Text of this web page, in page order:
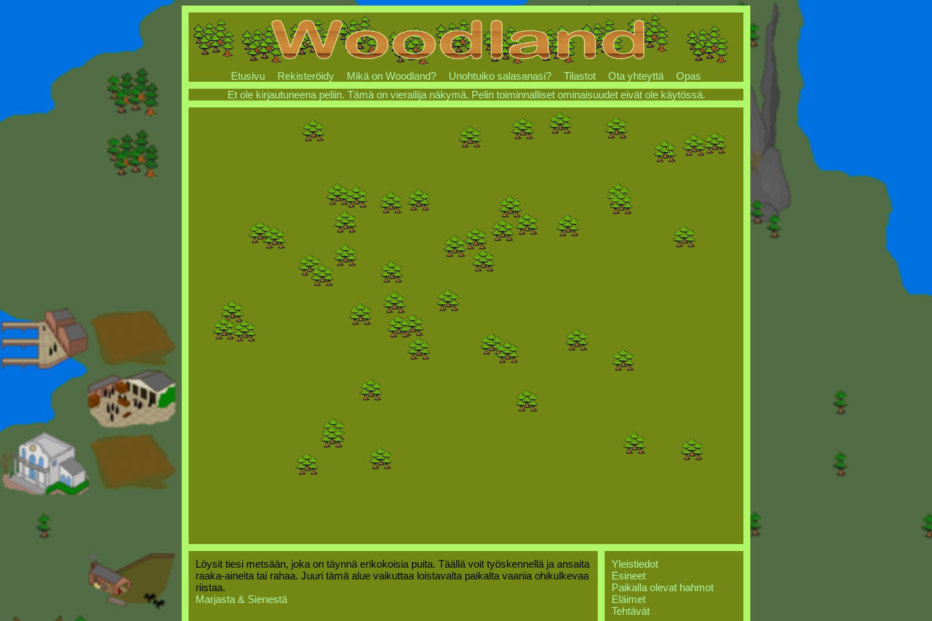
Etusivu Rekisteröidy Mikä on Woodland? Unohtuiko salasanasi? Tilastot Ota yhteyttä
Opas
Et ole kirjautuneena peliin. Tämä on vierailija näkymä. Pelin toiminnalliset ominaisuudet eivät ole käytössä.
Löysit tiesi metsään, joka on täynnä erikokoisia puita. Täällä voit työskennellä ja ansaita
raaka-aineita tai rahaa. Juuri tämä alue vaikuttaa loistavalta paikalta vaania ohikulkevaa
riistaa.
Marjasta & Sienestä
Yleistiedot
Esineet
Paikalla olevat hahmot
Eläimet
Tehtävät